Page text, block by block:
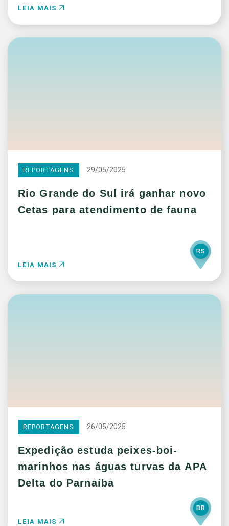
LEIA MAIS
REPORTAGENS 29/05/2025
Rio Grande do Sul irá ganhar novo
Cetas para atendimento de fauna
LEIA MAIS
RS
REPORTAGENS 26/05/2025
Expedição estuda peixes-boi-
marinhos nas águas turvas da APA
Delta do Parnaíba
LEIA MAIS
BR